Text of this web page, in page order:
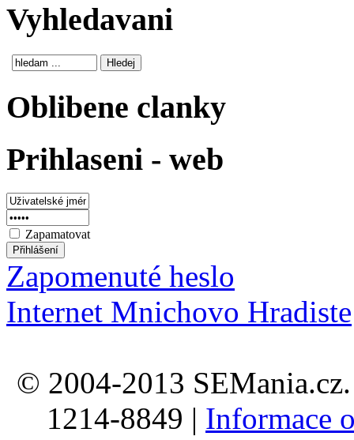
Vyhledavani
Oblibene clanky
Prihlaseni - web
Zapamatovat
Zapomenuté heslo
Internet Mnichovo Hradiste
© 2004-2013
1214-8849 | Informace